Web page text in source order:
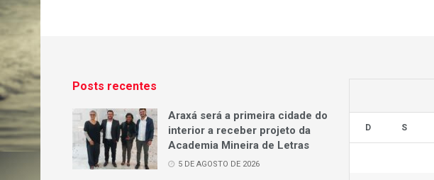
Posts recentes
Araxá será a primeira cidade do
interior a receber projeto da
Academia Mineira de Letras
5 DE AGOSTO DE 2026
D S